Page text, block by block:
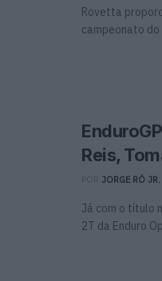
Rovetta
campeonato do
Reis,
JORGE RÓ JR.
Já com o título
2T da Enduro